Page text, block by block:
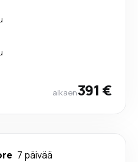
alkaen391 €
7 päivää